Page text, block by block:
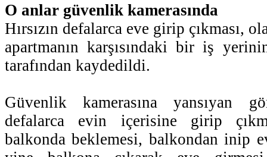
O anlar güvenlik kamerasında
Hırsızın defalarca eve girip çıkması,
apartmanın karşısındaki bir iş
tarafından kaydedildi.
Güvenlik kamerasına yansıyan
defalarca evin içerisine girip
balkonda beklemesi, balkondan inip